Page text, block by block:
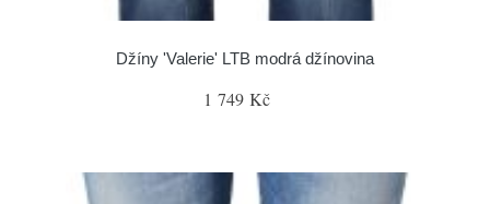
Džíny 'Valerie' LTB modrá džínovina
1 749 Kč